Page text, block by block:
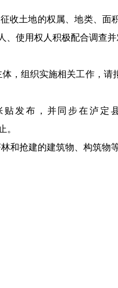
收土地的权属、地类、面
使用权人积极配合调查并
，组织实施相关工作，
发布， 并同步在泸定
止。
和抢建的建筑物、构筑物